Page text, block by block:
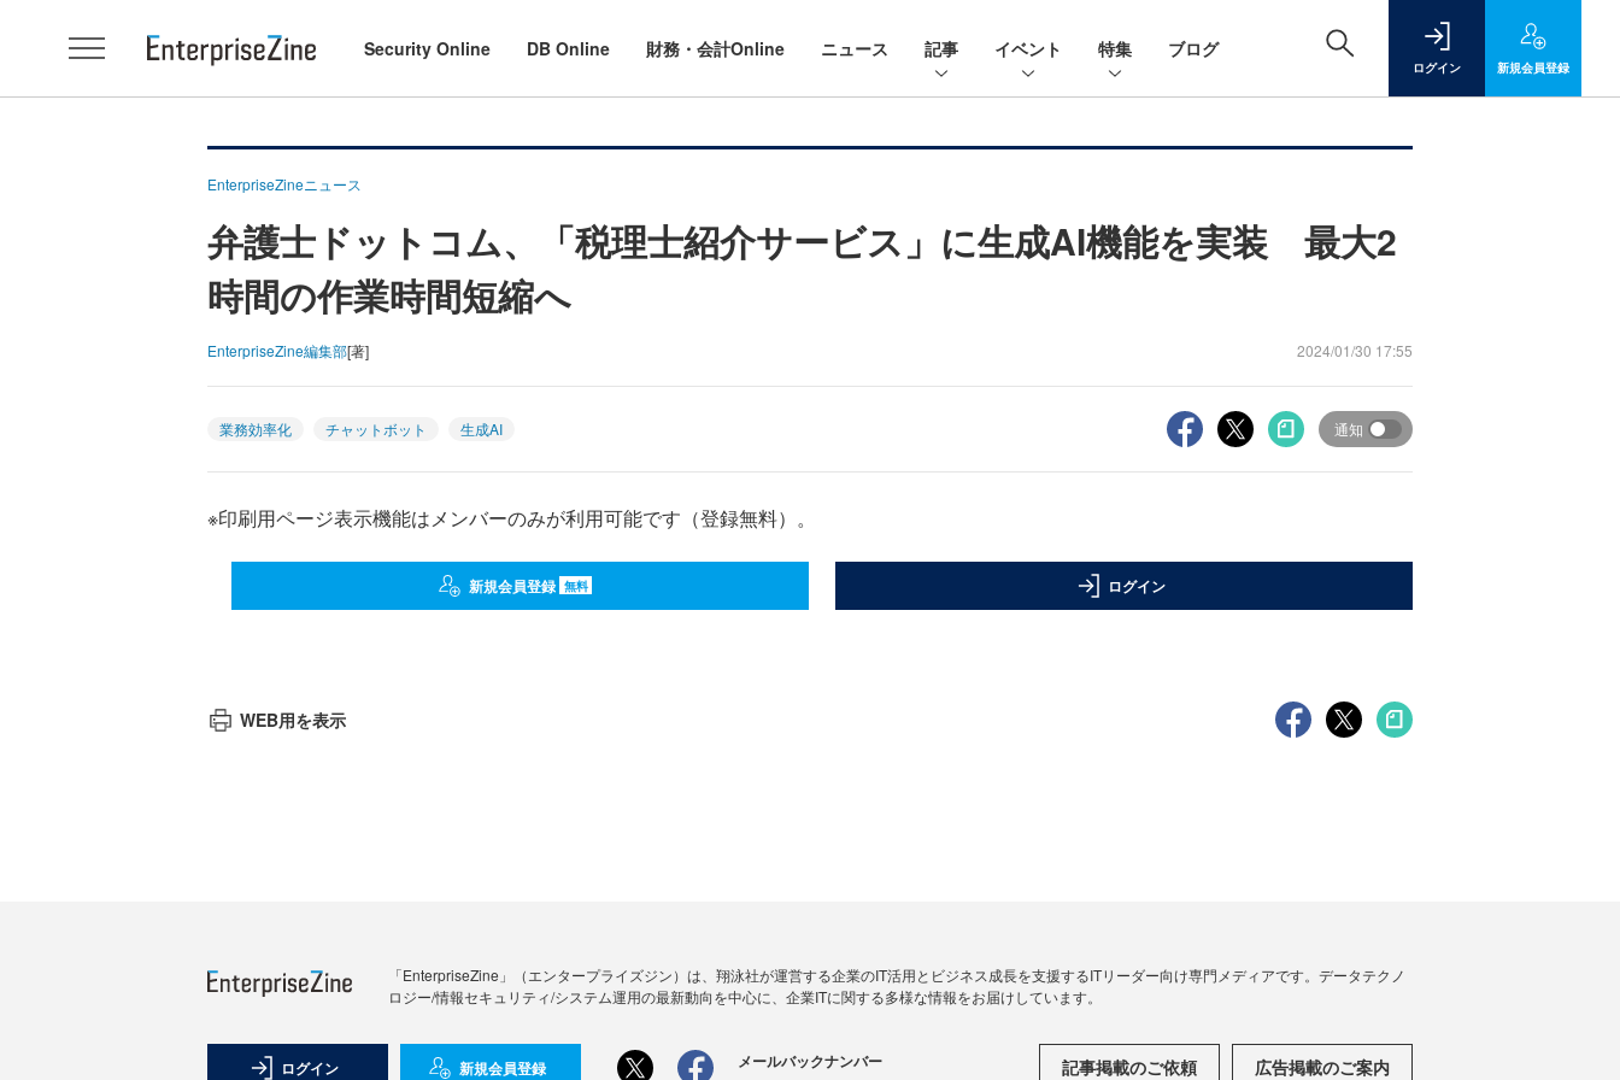
Security Online DB Online 財務・会計Online ニュース 記事 イベント 特集 ブログ
ログイン 新規会員登録
EnterpriseZineニュース
弁護士ドットコム、「税理士紹介サービス」に生成AI機能を実装 最大2
時間の作業時間短縮へ
EnterpriseZine編集部[著] 2024/01/30 17:55
業務効率化 チャットボット 生成AI 通知
※印刷用ページ表示機能はメンバーのみが利用可能です（登録無料）。
新規会員登録 無料 ログイン
WEB用を表示
「EnterpriseZine」（エンタープライズジン）は、翔泳社が運営する企業のIT活用とビジネス成長を支援するITリーダー向け専門メディアです。データテクノ
ロジー/情報セキュリティ/システム運用の最新動向を中心に、企業ITに関する多様な情報をお届けしています。
ログイン 新規会員登録 メールバックナンバー 記事掲載のご依頼 広告掲載のご案内